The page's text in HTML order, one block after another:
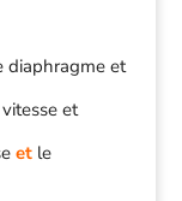
diaphragme et
et
etle